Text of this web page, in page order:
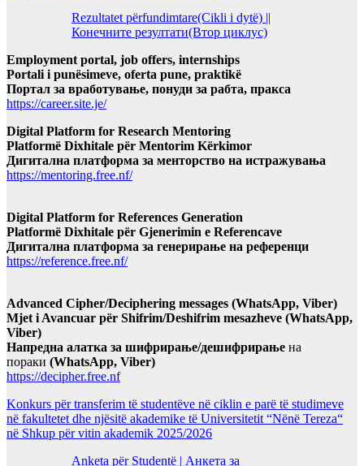
Rezultatet përfundimtare(Cikli i dytë) ||
Конечните резултати(Втор циклус)
Employment portal, job offers, internships
Portali i punësimeve, oferta pune, praktikë
Портал за вработување, понуди за рабта, пракса
https://career.site.je/
Digital Platform for Research Mentoring
Platformë Dixhitale për Mentorim Kërkimor
Дигитална платформа за менторство на истражувања
https://mentoring.free.nf/
Digital Platform for References Generation
Platformë Dixhitale për Gjenerimin e Referencave
Дигитална платформа за генерирање на референци
https://reference.free.nf/
Advanced Cipher/Deciphering messages (WhatsApp, Viber)
Mjet i Avancuar për Shifrim/Deshifrim mesazheve (WhatsApp,
Viber)
Напредна алатка за шифрирање/дешифрирање на
пораки (WhatsApp, Viber)
https://decipher.free.nf
Konkurs për transferim të studentëve në ciklin e parë të studimeve
në fakultetet dhe njësitë akademike të Universitetit “Nënë Tereza“
në Shkup për vitin akademik 2025/2026
Anketa për Studentë | Анкета за